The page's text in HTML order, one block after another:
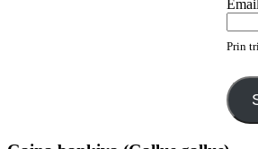
Email
Prin